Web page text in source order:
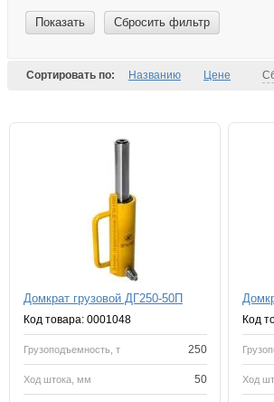
Показать Сбросить фильтр
Сортировать по: Названию Цене
Домкрат грузовой ДГ250-50П
Код товара: 0001048
Грузоподъемность, т 250
Ход штока, мм 50
Код
Ход